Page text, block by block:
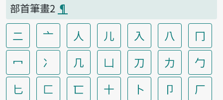
部首筆畫2 ¶
二 亠 人 儿 入 八
冂
冖
冫 几 凵 刀 力
勹
匕
匚 匸 十 卜 卩 厂